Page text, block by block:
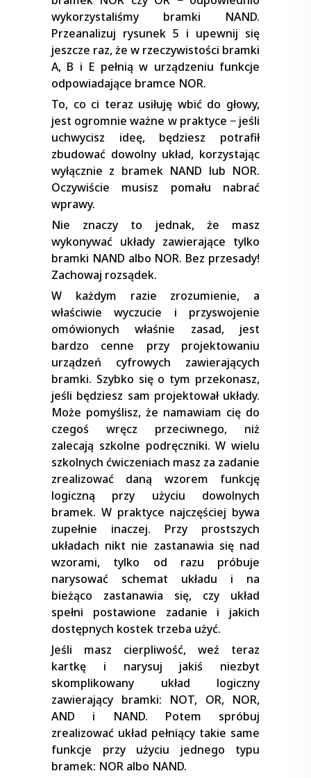
wykorzystaliśmy bramki NAND.
Przeanalizuj rysunek 5 i upewnij się
jeszcze raz, że w rzeczywistości bramki
A, B i E pełnią w urządzeniu funkcje
odpowiadające bramce NOR.
To, co ci teraz usiłuję wbić do głowy,
jest ogromnie ważne w praktyce − jeśli
uchwycisz ideę, będziesz potrafił
zbudować dowolny układ, korzystając
wyłącznie z bramek NAND lub NOR.
Oczywiście musisz pomału nabrać
wprawy.
Nie znaczy to jednak, że masz
wykonywać układy zawierające tylko
bramki NAND albo NOR. Bez przesady!
Zachowaj rozsądek.
W każdym razie zrozumienie, a
właściwie wyczucie i przyswojenie
omówionych właśnie zasad, jest
bardzo cenne przy projektowaniu
urządzeń cyfrowych zawierających
bramki. Szybko się o tym przekonasz,
jeśli będziesz sam projektował układy.
Może pomyślisz, że namawiam cię do
czegoś wręcz przeciwnego, niż
zalecają szkolne podręczniki. W wielu
szkolnych ćwiczeniach masz za zadanie
zrealizować daną wzorem funkcję
logiczną przy użyciu dowolnych
bramek. W praktyce najczęściej bywa
zupełnie inaczej. Przy prostszych
układach nikt nie zastanawia się nad
wzorami, tylko od razu próbuje
narysować schemat układu i na
bieżąco zastanawia się, czy układ
spełni postawione zadanie i jakich
dostępnych kostek trzeba użyć.
Jeśli masz cierpliwość, weź teraz
kartkę i narysuj jakiś niezbyt
skomplikowany układ logiczny
zawierający bramki: NOT, OR, NOR,
AND i NAND. Potem spróbuj
zrealizować układ pełniący takie same
funkcje przy użyciu jednego typu
bramek: NOR albo NAND.